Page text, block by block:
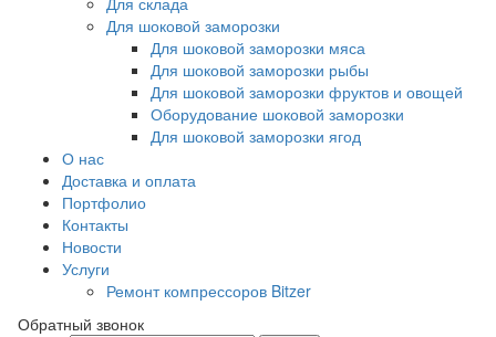
Для шоковой заморозки
Для шоковой заморозки мяса
Для шоковой заморозки рыбы
Для шоковой заморозки фруктов и овощей
Оборудование шоковой заморозки
Для шоковой заморозки ягод
О нас
Доставка и оплата
Портфолио
Контакты
Новости
Услуги
Ремонт компрессоров Bitzer
Обратный звонок